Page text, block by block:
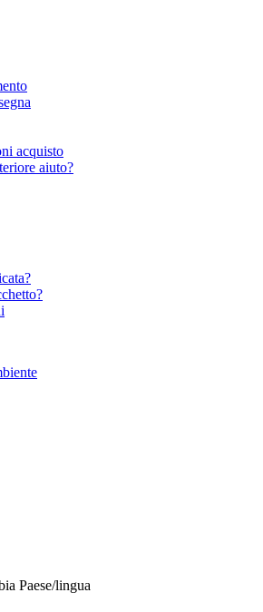
acquisto
aiuto?
Paese/lingua